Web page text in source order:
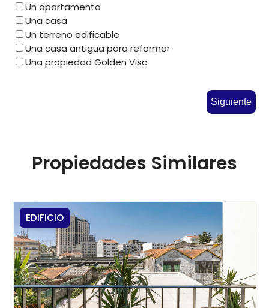
Un apartamento
Una casa
Un terreno edificable
Una casa antigua para reformar
Una propiedad Golden Visa
Siguiente
Propiedades Similares
EDIFICIO